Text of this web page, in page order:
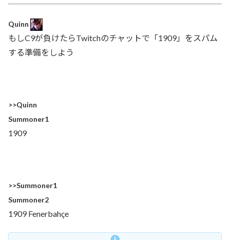
Quinn
もしC9が負けたらTwitchのチャットで「1909」をスパム
する準備をしよう
>>Quinn
Summoner1
1909
>>Summoner1
Summoner2
1909 Fenerbahçe